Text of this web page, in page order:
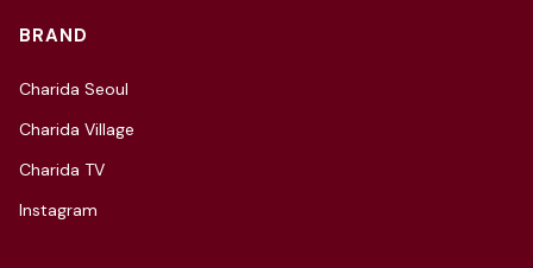
BRAND
Charida Seoul
Charida Village
Charida TV
Instagram